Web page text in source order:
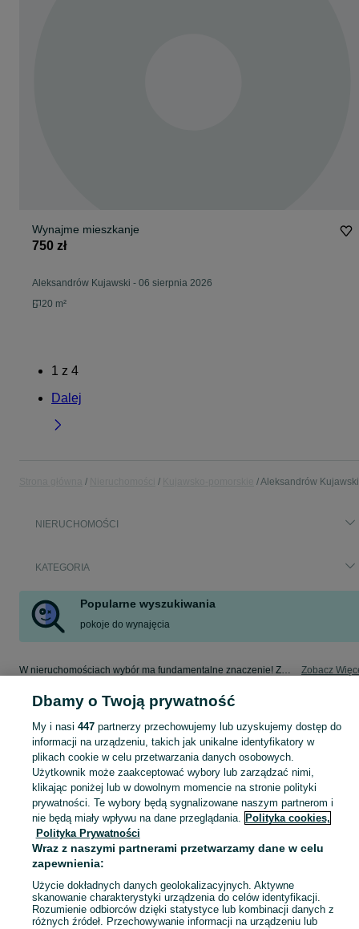
Wynajme mieszkanje
750 zł
Aleksandrów Kujawski - 06 sierpnia 2026
20 m²
1 z 4
Dalej
Aleksandrów Kujawski
NIERUCHOMOŚCI
KATEGORIA
Popularne wyszukiwania
pokoje do wynajęcia
W nieruchomościach wybór ma fundamentalne znaczenie! Znajdź wymarzony lokal w kategorii Nieruchomości na OLX - Aleksandrów Kujawski i okolice! Zobacz
Mapa kategorii
Mapa miejscowości
Mapa ministron
Popularne wyszukiwania
Dbamy o Twoją prywatność
My i nasi 447partnerzy przechowujemy lub uzyskujemy dostęp do
informacji na urządzeniu, takich jak unikalne identyfikatory w
plikach cookie w celu przetwarzania danych osobowych.
Użytkownik może zaakceptować wybory lub zarządzać nimi,
klikając poniżej lub w dowolnym momencie na stronie polityki
prywatności. Te wybory będą sygnalizowane naszym partnerom i
nie będą miały wpływu na dane przeglądania. Polityka cookies,
Polityka Prywatności
Wraz z naszymi partnerami przetwarzamy dane w celu
zapewnienia:
Użycie dokładnych danych geolokalizacyjnych. Aktywne
skanowanie charakterystyki urządzenia do celów identyfikacji.
Rozumienie odbiorców dzięki statystyce lub kombinacji danych z
różnych źródeł. Przechowywanie informacji na urządzeniu lub